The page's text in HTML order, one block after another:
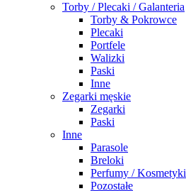
Torby / Plecaki / Galanteria
Torby & Pokrowce
Plecaki
Portfele
Walizki
Paski
Inne
Zegarki męskie
Zegarki
Paski
Inne
Parasole
Breloki
Perfumy / Kosmetyki
Pozostałe